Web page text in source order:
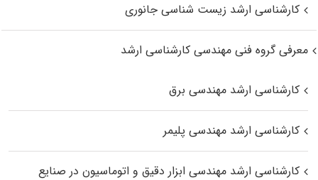
کارشناسی ارشد زیست‌ شناسی جانوری
معرفی گروه فنی مهندسی کارشناسی ارشد
کارشناسی ارشد مهندسی برق
کارشناسی ارشد مهندسی پلیمر
کارشناسی ارشد مهندسی ابزار دقیق و اتوماسیون در صنایع